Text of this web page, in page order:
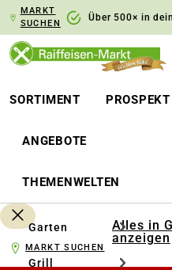
Zur
MARKT
SUCHEN
Über 500× in
SORTIMENT PROSPEKT
ANGEBOTE
THEMENWELTEN
Garten
Grill
Alles in
anzeigen
MARKT SUCHEN